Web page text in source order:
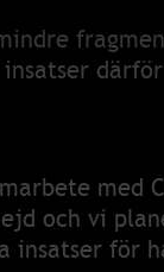
med
och vi
insatser för